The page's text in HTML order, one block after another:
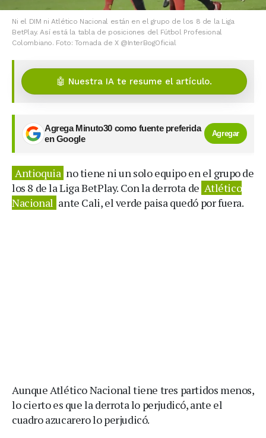
Ni el DIM ni Atlético Nacional están en el grupo de los 8 de la Liga
BetPlay. Así está la tabla de posiciones del Fútbol Profesional
Colombiano. Foto: Tomada de X @InterBogOficial
🤖 Nuestra IA te resume el artículo.
Agrega Minuto30 como fuente preferida
en Google
Agregar
Antioquia no tiene ni un solo equipo en el grupo de
los 8 de la Liga BetPlay. Con la derrota de Atlético
Nacional ante Cali, el verde paisa quedó por fuera.
Aunque Atlético Nacional tiene tres partidos menos,
lo cierto es que la derrota lo perjudicó, ante el
cuadro azucarero lo perjudicó.